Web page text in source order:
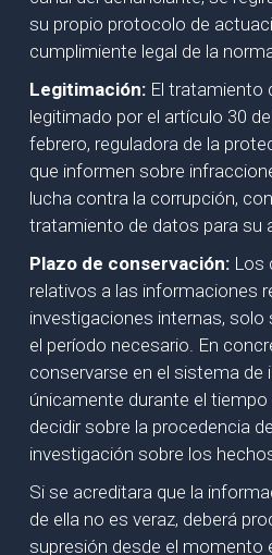
su propio protocolo de
cumplimiente legal de la
Legitimación: El tratamiento
legitimado por el artículo 30
febrero, reguladora de la
que informen sobre
lucha contra la corrupción,
tratamiento de datos para su
Plazo de conservación: Los
relativos a las informaciones
investigaciones internas, solo
el período necesario. En
conservarse en el sistema de
únicamente durante el
decidir sobre la procedencia
investigación sobre los
Si se acreditara que la
de ella no es veraz, deberá
supresión desde el momento